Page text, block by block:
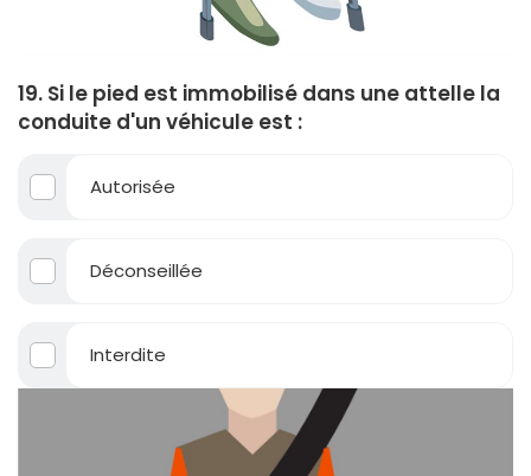
19. Si le pied est immobilisé dans une attelle la
conduite d'un véhicule est :
Autorisée
Déconseillée
Interdite